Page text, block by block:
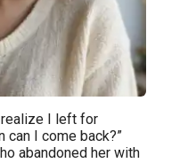
I left for
can I come back?”
abandoned her with